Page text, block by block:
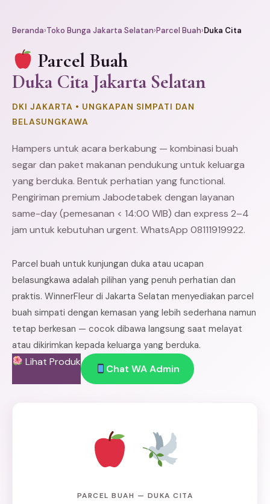
Beranda›Toko Bunga Jakarta Selatan›Parcel Buah›Duka Cita
Parcel Buah
Duka Cita Jakarta Selatan
DKI JAKARTA • UNGKAPAN SIMPATI DAN
BELASUNGKAWA
Hampers untuk acara berkabung — kombinasi buah
segar dan paket makanan pendukung untuk keluarga
yang berduka. Bentuk perhatian yang functional.
Pengiriman premium Jabodetabek dengan layanan
same-day (pemesanan < 14:00 WIB) dan express 2–4
jam untuk kebutuhan urgent. WhatsApp 08111919922.
Parcel buah untuk kunjungan duka atau ucapan
belasungkawa adalah pilihan yang penuh perhatian dan
praktis. WinnerFleur di Jakarta Selatan menyediakan parcel
buah simpati dengan kemasan yang lebih sederhana namun
tetap berkesan — cocok dibawa langsung saat melayat
atau dikirimkan kepada keluarga yang berduka.
Lihat Produk
Chat WA Admin
PARCEL BUAH — DUKA CITA